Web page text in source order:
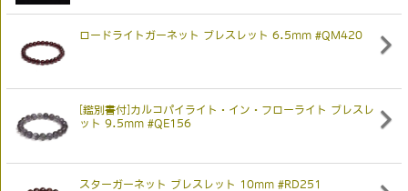
ロードライトガーネット ブレスレット 6.5mm #QM420
[鑑別書付]カルコパイライト・イン・フローライト ブレスレ
ット 9.5mm #QE156
スターガーネット ブレスレット 10mm #RD251